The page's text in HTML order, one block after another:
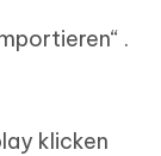
.
klicken